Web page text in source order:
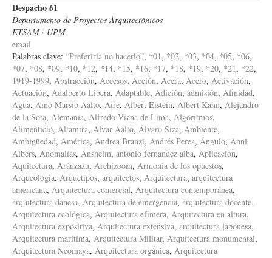
Despacho 61
Departamento de Proyectos Arquitectónicos
ETSAM · UPM
email
Palabras clave: “Preferiría no hacerlo”, *01 , *02, *03, *04, *05, *06,
*07, *08, *09, *10, *12, *14, *15, *16, *17, *18, *19, *20, *21 , *22,
1919-1999, Abstracción, Accesos, Acción, Acera, Acero, Activación,
Actuación, Adalberto Libera, Adaptable, Adición, admisión, Afinidad,
Agua, Aino Marsio Aalto, Aire, Albert Eistein, Albert Kahn, Alejandro
de la Sota, Alemania, Alfredo Viana de Lima, Algoritmos,
Alimenticio, Altamira, Alvar Aalto, Álvaro Siza, Ambiente,
Ambigüedad, América, Andrea Branzi, Andrés Perea, Ángulo, Anni
Albers, Anomalías, Anshelm, antonio fernandez alba, Aplicación,
Aquitectura, Aránzazu, Archizoom, Armonía de los opuestos,
Arqueología, Arquetipos, arquitectos, Arquitectura, arquitectura
americana, Arquitectura comercial, Arquitectura contemporánea,
arquitectura danesa, Arquitectura de emergencia, arquitectura docente,
Arquitectura ecológica, Arquitectura efímera, Arquitectura en altura,
Arquitectura expositiva, Arquitectura extensiva, arquitectura japonesa,
Arquitectura marítima, Arquitectura Militar, Arquitectura monumental,
Arquitectura Neomaya, Arquitectura orgánica, Arquitectura